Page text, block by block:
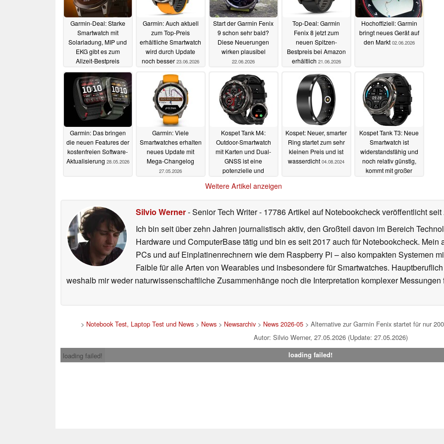
Garmin-Deal: Starke
Smartwatch mit
Solarladung, MIP und
EKG gibt es zum
Allzeit-Bestpreis
06.07.2026
Garmin: Auch aktuell
zum Top-Preis
erhältliche Smartwatch
wird durch Update
noch besser 23.06.2026
Start der Garmin Fenix
9 schon sehr bald?
Diese Neuerungen
wirken plausibel
22.06.2026
Top-Deal: Garmin
Fenix 8 jetzt zum
neuen Spitzen-
Bestpreis bei Amazon
erhältlich 21.06.2026
Hochoffiziell: Garmin
bringt neues Gerät auf
den Markt 02.06.2026
Garmin: Das bringen
die neuen Features der
kostenfreien Software-
Aktualisierung 28.05.2026
Garmin: Viele
Smartwatches erhalten
neues Update mit
Mega-Changelog
27.05.2026
Kospet Tank M4:
Outdoor-Smartwatch
mit Karten und Dual-
GNSS ist eine
potenzielle und
Alternative18.10.2025
Kospet: Neuer, smarter
Ring startet zum sehr
kleinen Preis und ist
wasserdicht 04.08.2024
Kospet Tank T3: Neue
Smartwatch ist
widerstandsfähig und
noch relativ günstig,
kommt mit großer
Weitere Artikel anzeigen
Silvio Werner- Senior Tech Writer- 17786 Artikel auf Notebookcheck veröffentlichtseit
Ich bin seit über zehn Jahren journalistisch aktiv, den Großteil davon im Bereich
Hardware und ComputerBase tätig und bin es seit 2017 auch für Notebookcheck.
PCs und auf Einplatinenrechnern wie dem Raspberry Pi – also kompakten Systemen
Faible für alle Arten von Wearables und insbesondere für Smartwatches.
weshalb mir weder naturwissenschaftliche Zusammenhänge noch die Interpretation komplexer Messungen
> Notebook Test, Laptop Test und News > News > Newsarchiv > News 2026-05 > Alternative zur Garmin Fenix startet für nur
Autor: Silvio Werner, 27.05.2026 (Update: 27.05.2026)
loading failed!
loading failed!